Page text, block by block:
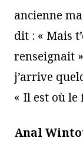
ancienne
dit : « Mais
renseignait
j’arrive
« Il est où le
Anal